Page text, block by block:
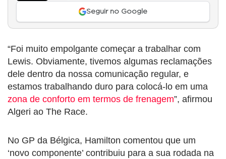
Seguir no Google
“Foi muito empolgante começar a trabalhar com
Lewis. Obviamente, tivemos algumas reclamações
dele dentro da nossa comunicação regular, e
estamos trabalhando duro para colocá-lo em uma
zona de conforto em termos de frenagem”, afirmou
Algeri ao The Race.
No GP da Bélgica, Hamilton comentou que um
‘novo componente’ contribuiu para a sua rodada na